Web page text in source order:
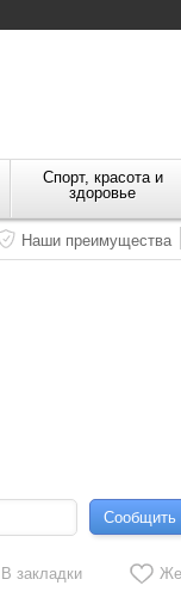
Спорт, красота и
здоровье
Наши преимущества
Сообщить
В закладки